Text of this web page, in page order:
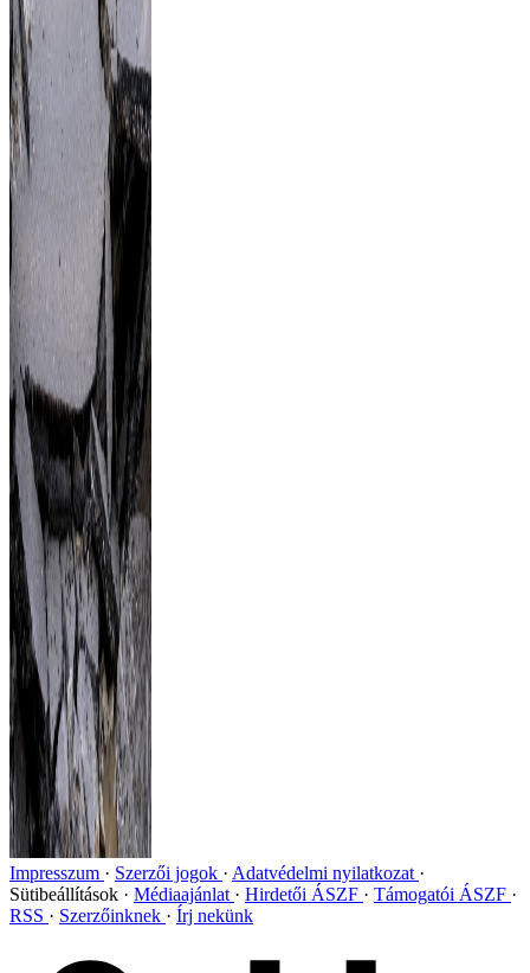
Impresszum Szerzői jogok
Adatvédelmi nyilatkozat
Sütibeállítások
Médiaajánlat Hirdetői ÁSZF
Támogatói ÁSZF
RSS
Szerzőinknek Írj nekünk